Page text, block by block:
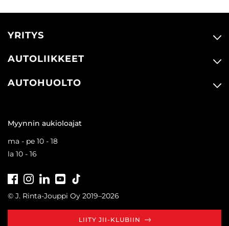
YRITYS
AUTOLIIKKEET
AUTOHUOLTO
Myynnin aukioloajat
ma - pe 10 - 18
la 10 - 16
FacebookInstagramLinkedInYoutube
© J. Rinta-Jouppi Oy 2019–2026
LIITY JII-KLUBIIN